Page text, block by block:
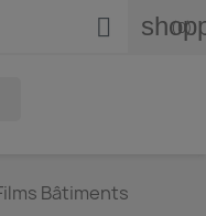
(0)

Bâtiments